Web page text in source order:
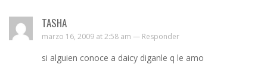
TASHA
marzo 16, 2009 at 2:58 am — Responder
si alguien conoce a daicy diganle q le amo